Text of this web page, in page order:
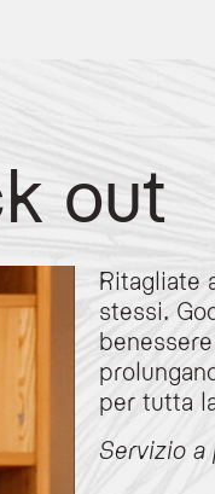
out
opzione permette di
la fattibilità in base
Ritagliate
stessi.
per tutta
Servizio a